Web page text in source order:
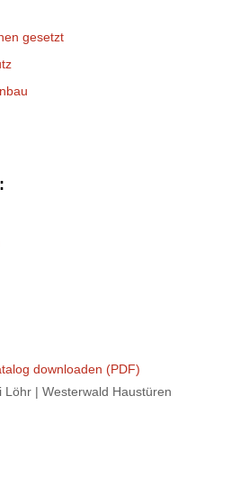
gesetzt
downloaden (PDF)
Löhr | Westerwald Haustüren